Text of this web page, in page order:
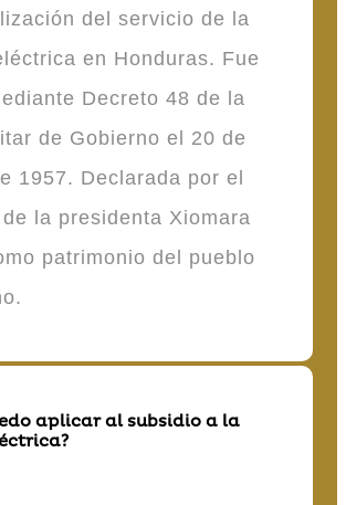
del servicio de la
en Honduras. Fue
Decreto 48 de la
de Gobierno el 20 de
1957. Declarada por el
la presidenta Xiomara
patrimonio del pueblo
aplicar al subsidio a la